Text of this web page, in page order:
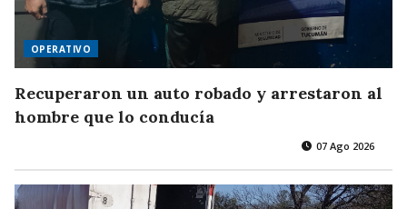
OPERATIVO
Recuperaron un auto robado y arrestaron al
hombre que lo conducía
07 Ago 2026